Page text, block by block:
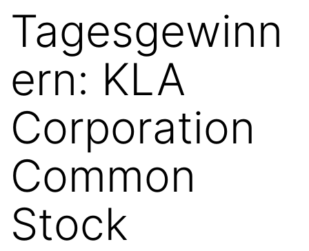
Tagesgewinn
ern: KLA
Corporation
Common
Stock